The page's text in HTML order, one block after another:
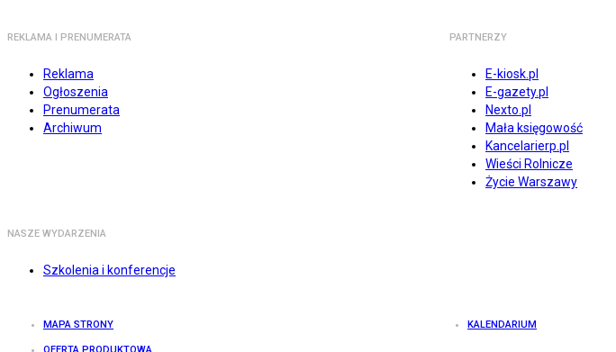
REKLAMA I PRENUMERATA
Reklama
Ogłoszenia
Prenumerata
Archiwum
PARTNERZY
E-kiosk.pl
E-gazety.pl
Nexto.pl
Mała księgowość
Kancelarierp.pl
Wieści Rolnicze
Życie Warszawy
NASZE WYDARZENIA
Szkolenia i konferencje
MAPA STRONY KALENDARIUM